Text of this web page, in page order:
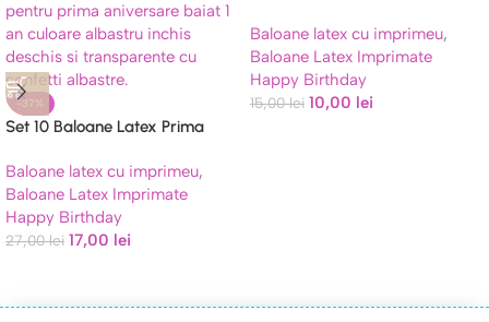
-37%
Set 10 Baloane Latex Prima
30 cm
Baloane latex cu imprimeu,
Baloane Latex Imprimate
Happy Birthday
27,00lei 17,00 lei
GIRL – 30 CM
Baloane latex cu imprimeu,
Baloane Latex Imprimate
Happy Birthday
15,00lei 10,00 lei